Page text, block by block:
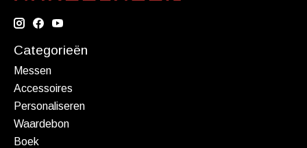
Categorieën
Messen
Accessoires
Personaliseren
Waardebon
Boek